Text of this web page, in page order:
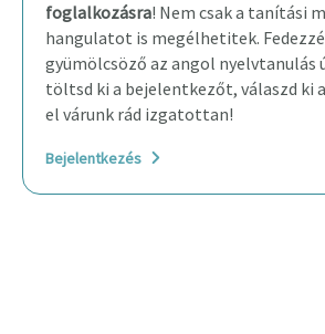
foglalkozásra! Nem csak a tanítási
hangulatot is megélhetitek.
gyümölcsöző az angol nyelvtanulás
töltsd ki a bejelentkezőt, válaszd ki
el várunk rád izgatottan!
Bejelentkezés